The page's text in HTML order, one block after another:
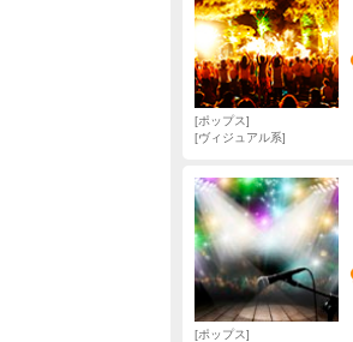
ポップス
ヴィジュアル系
ポップス